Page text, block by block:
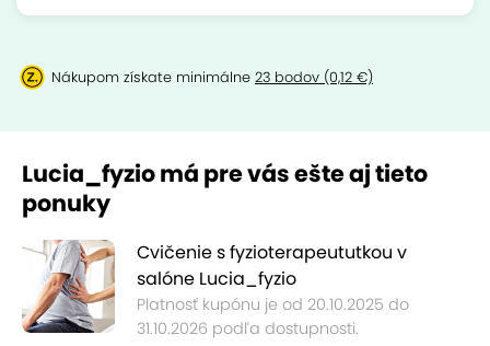
Nákupom získate minimálne 23 bodov (0,12 €)
Lucia_fyzio má pre vás ešte aj tieto
ponuky
Cvičenie s fyzioterapeututkou v
salóne Lucia_fyzio
Platnosť kupónu je od 20.10.2025 do
31.10.2026 podľa dostupnosti.